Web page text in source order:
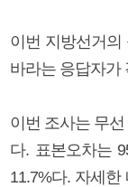
이번 지방선거
바라는 응답자가
이번 조사는 무
다. 표본오차는
11.7%다. 자세